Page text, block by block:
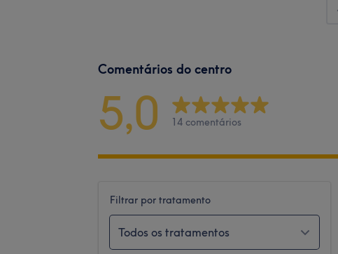
Comentários do centro
5,0 14 comentários
Filtrar por tratamento
Todos os tratamentos